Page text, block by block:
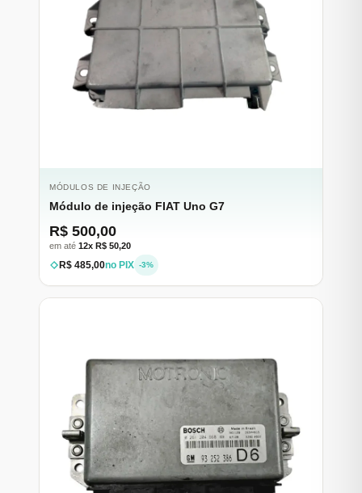
MÓDULOS DE INJEÇÃO
Módulo de injeção FIAT Uno G7
R$ 500,00
em até 12x R$ 50,20
R$ 485,00no PIX -3%